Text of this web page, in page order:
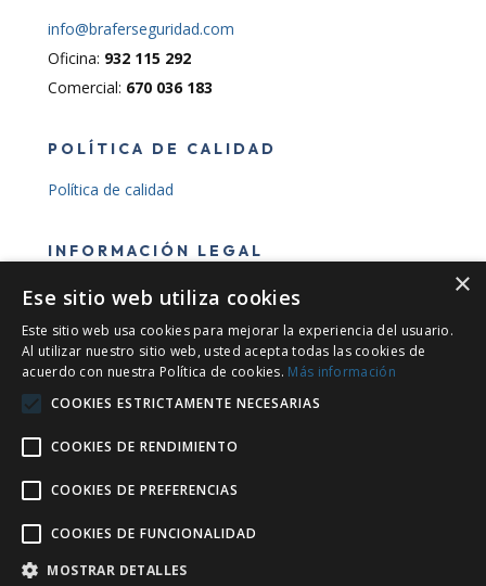
info@braferseguridad.com
Oficina: 932 115 292
Comercial: 670 036 183
POLÍTICA DE CALIDAD
Política de calidad
INFORMACIÓN LEGAL
Financiado por la Unión Europea – NextGenerationEU
×
Ese sitio web utiliza cookies
Este sitio web usa cookies para mejorar la experiencia del usuario.
Al utilizar nuestro sitio web, usted acepta todas las cookies de
acuerdo con nuestra Política de cookies. Más información
COOKIES ESTRICTAMENTE NECESARIAS
COOKIES DE RENDIMIENTO
COOKIES DE PREFERENCIAS
COOKIES DE FUNCIONALIDAD
MOSTRAR DETALLES